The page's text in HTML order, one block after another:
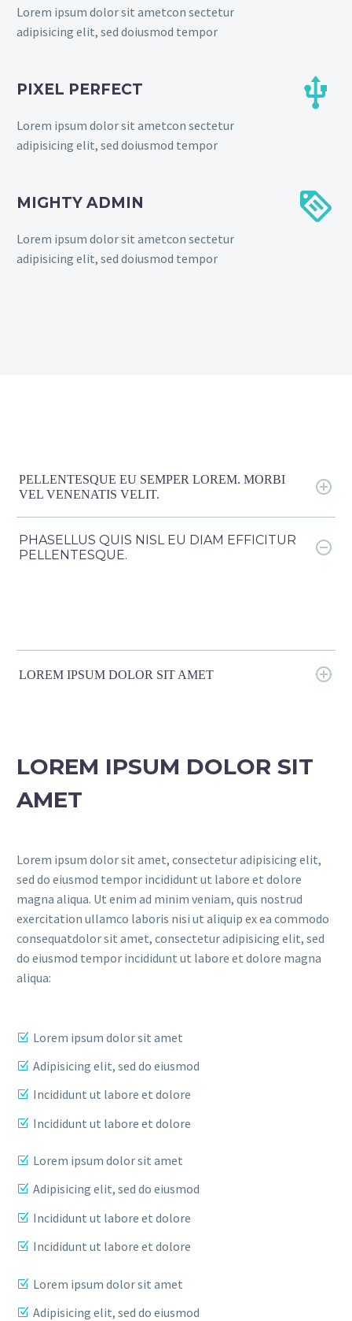
Lorem ipsum dolor sit ametcon sectetur
adipisicing elit, sed doiusmod tempor
PIXEL PERFECT
Lorem ipsum dolor sit ametcon sectetur
adipisicing elit, sed doiusmod tempor


MIGHTY ADMIN
Lorem ipsum dolor sit ametcon sectetur
adipisicing elit, sed doiusmod tempor


PELLENTESQUE EU SEMPER LOREM. MORBI
VEL VENENATIS VELIT.
PHASELLUS QUIS NISL EU DIAM EFFICITUR
PELLENTESQUE.
LOREM IPSUM DOLOR SIT AMET
LOREM IPSUM DOLOR SIT
AMET
Lorem ipsum dolor sit amet, consectetur adipisicing elit,
sed do eiusmod tempor incididunt ut labore et dolore
magna aliqua. Ut enim ad minim veniam, quis nostrud
exercitation ullamco laboris nisi ut aliquip ex ea commodo
consequatdolor sit amet, consectetur adipisicing elit, sed
do eiusmod tempor incididunt ut labore et dolore magna
aliqua:
Lorem ipsum dolor sit amet
Adipisicing elit, sed do eiusmod
Incididunt ut labore et dolore
Incididunt ut labore et dolore
Lorem ipsum dolor sit amet
Adipisicing elit, sed do eiusmod
Incididunt ut labore et dolore
Incididunt ut labore et dolore
Lorem ipsum dolor sit amet
Adipisicing elit, sed do eiusmod